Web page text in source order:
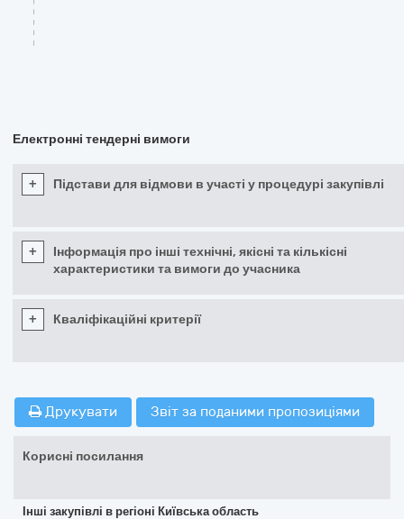
Електронні тендерні вимоги
+ Підстави для відмови в участі у процедурі закупівлі
+
Інформація про інші технічні, якісні та кількісні
характеристики та вимоги до учасника
+ Кваліфікаційні критерії
Друкувати Звіт за поданими пропозиціями
Корисні посилання
Інші закупівлі в регіоні Київська область